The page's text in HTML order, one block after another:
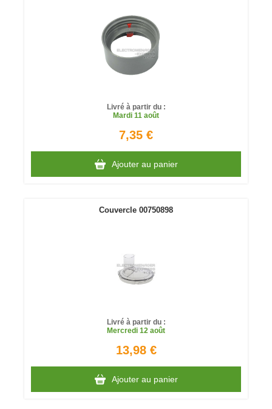
Livré à partir du :
Mardi 11 août
7,35 €
Ajouter au panier
Couvercle 00750898
Livré à partir du :
Mercredi 12 août
13,98 €
Ajouter au panier